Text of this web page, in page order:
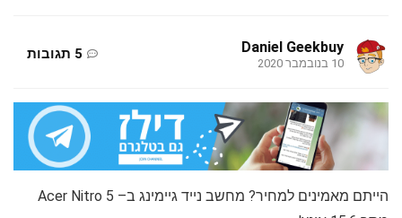
Daniel Geekbuy
10 בנובמבר 2020
5 תגובות
הייתם מאמינים למחיר? מחשב נייד גיימינג ב– Acer Nitro 5